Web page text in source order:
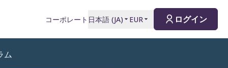
コーポレート 日本語 (JA) EUR ログイン
ム